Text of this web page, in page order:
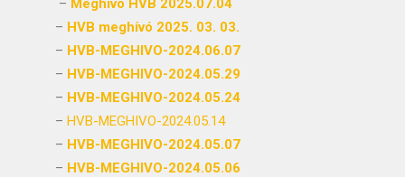
– Meghívó HVB 2025.07.04
– HVB meghívó 2025. 03. 03.
– HVB-MEGHIVO-2024.06.07
– HVB-MEGHIVO-2024.05.29
– HVB-MEGHIVO-2024.05.24
– HVB-MEGHIVO-2024.05.14
– HVB-MEGHIVO-2024.05.07
– HVB-MEGHIVO-2024.05.06